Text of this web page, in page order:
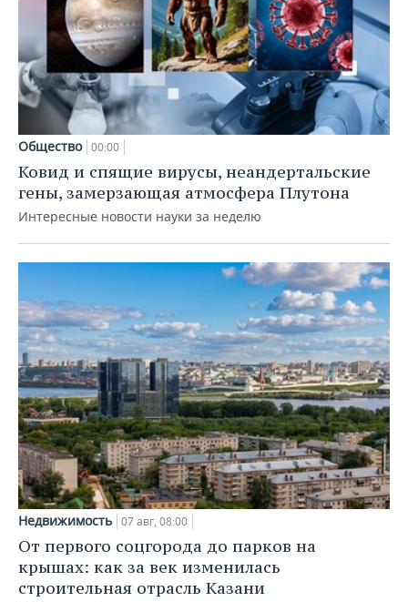
Общество 00:00
Ковид и спящие вирусы, неандертальские
гены, замерзающая атмосфера Плутона
Интересные новости науки за неделю
Недвижимость 07 авг, 08:00
От первого соцгорода до парков на
крышах: как за век изменилась
строительная отрасль Казани